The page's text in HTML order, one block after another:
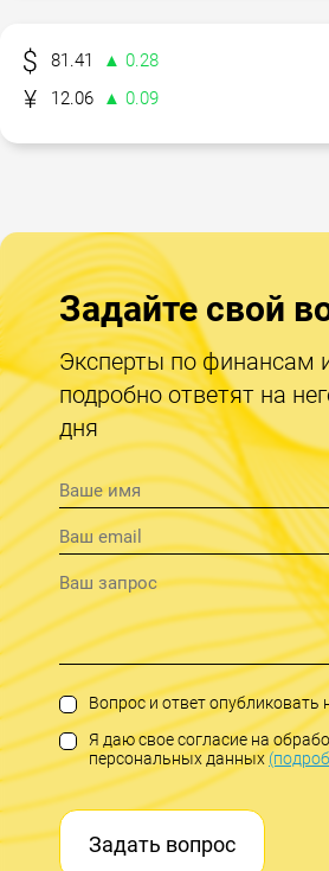
81.41 ▲ 0.28
12.06
▲ 0.09
Задайте свой
Эксперты по финансам
подробно ответят на
дня
Вопрос и ответ опубликовать
Я даю свое согласие на
персональных данных
Задать вопрос